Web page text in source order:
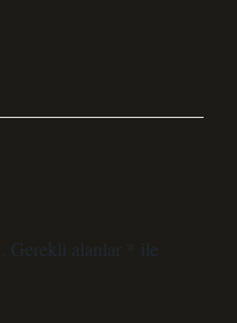
Gerekli alanlar
ile